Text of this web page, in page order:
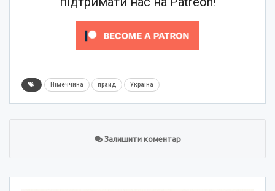
Німеччина прайд Україна
Залишити коментар